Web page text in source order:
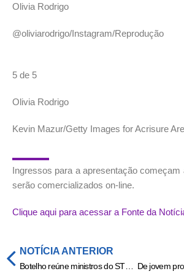
Olivia Rodrigo
@oliviarodrigo/Instagram/Reprodução
5 de 5
Olivia Rodrigo
Kevin Mazur/Getty Images for Acrisure
Ingressos para a apresentação começam
serão comercializados on-line.
Clique aqui para acessar a Fonte da
NOTÍCIA ANTERIOR
Botelho reúne ministros do STF no seminário “35 anos da Constituição de MT”